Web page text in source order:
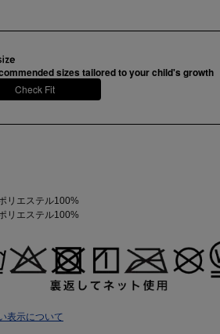
sizes tailored to your child's growth
Check Fit
リエステル100%
リエステル100%
表示について